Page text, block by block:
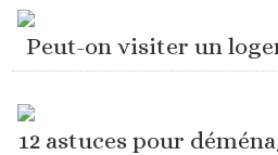
Peut-on visiter un
12 astuces pour